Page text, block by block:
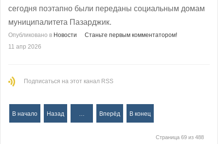
сегодня поэтапно были переданы социальным домам
муниципалитета Пазарджик.
Опубликовано в Новости
Станьте первым комментатором!
11 апр 2026
Подписаться на этот канал RSS
В начало Назад … Вперёд В конец
Страница 69 из 488